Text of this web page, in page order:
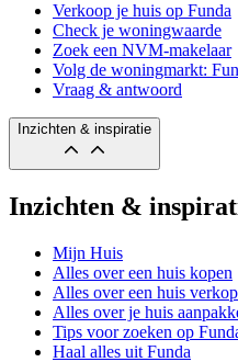
Verkoop je huis op Funda
Check je woningwaarde
Zoek een NVM-makelaar
Volg de woningmarkt:
Vraag & antwoord
Inzichten & inspiratie
Inzichten &
Mijn Huis
Alles over een huis kopen
Alles over een huis
Alles over je huis
Tips voor zoeken op
Haal alles uit Funda